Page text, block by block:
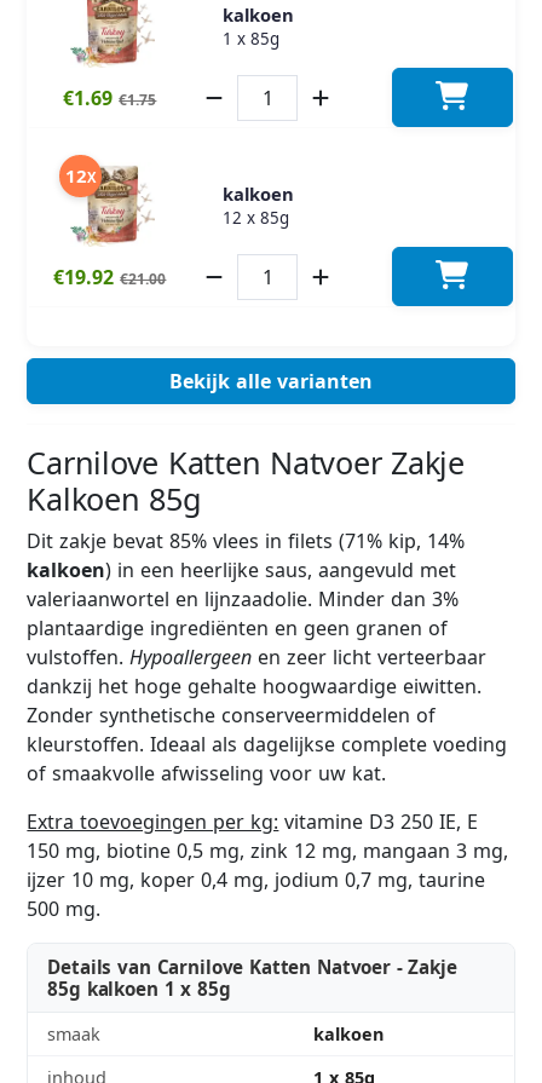
kalkoen
1 x 85g
€1.69€1.75
12X
kalkoen
12 x 85g
€19.92€21.00
Bekijk alle varianten
Carnilove Katten Natvoer Zakje
Kalkoen 85g
Dit zakje bevat 85% vlees in filets (71% kip, 14%
kalkoen) in een heerlijke saus, aangevuld met
valeriaanwortel en lijnzaadolie. Minder dan 3%
plantaardige ingrediënten en geen granen of
vulstoffen.Hypoallergeen en zeer licht verteerbaar
dankzij het hoge gehalte hoogwaardige eiwitten.
Zonder synthetische conserveermiddelen of
kleurstoffen. Ideaal als dagelijkse complete voeding
of smaakvolle afwisseling voor uw kat.
Extra toevoegingen per kg: vitamine D3 250 IE, E
150 mg, biotine 0,5 mg, zink 12 mg, mangaan 3 mg,
ijzer 10 mg, koper 0,4 mg, jodium 0,7 mg, taurine
500 mg.
Details van Carnilove Katten Natvoer - Zakje
85g kalkoen 1 x 85g
smaak
kalkoen
inhoud
1 x 85g